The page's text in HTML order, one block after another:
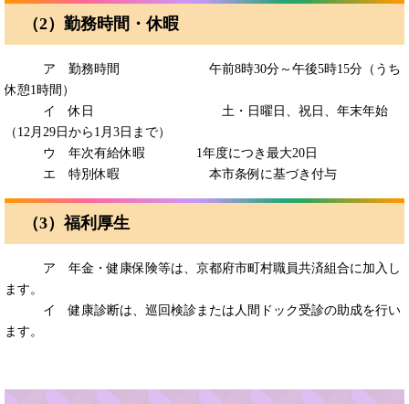
（2）勤務時間・休暇
ア 勤務時間 午前8時30分～午後5時15分（うち
休憩1時間）
イ 休日 土・日曜日、祝日、年末年始
（12月29日から1月3日まで）
ウ 年次有給休暇 1年度につき最大20日
エ 特別休暇 本市条例に基づき付与
（3）福利厚生
ア 年金・健康保険等は、京都府市町村職員共済組合に加入し
ます。
イ 健康診断は、巡回検診または人間ドック受診の助成を行い
ます。